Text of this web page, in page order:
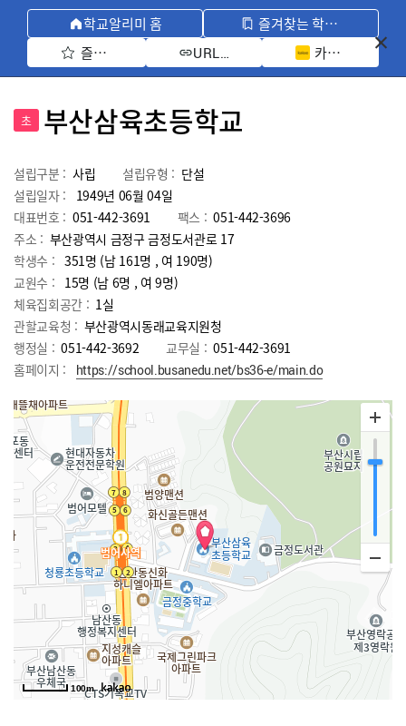
학교알리미 홈
즐겨찾는 학교 모아보기
즐겨찾기 선택
URL 복사 카카오톡 공유
초 부산삼육초등학교
설립구분 : 사립 설립유형 : 단설
설립일자 :
1949년 06월 04일
대표번호 : 051-442-3691 팩스 : 051-442-3696
주소 : 부산광역시 금정구 금정도서관로 17
학생수 : 351명 (남 161명 , 여 190명)
교원수 : 15명 (남 6명 , 여9명)
체육집회공간 : 1실
관할교육청 : 부산광역시동래교육지원청
행정실 : 051-442-3692 교무실 : 051-442-3691
홈페이지 :
https://school.busanedu.net/bs36-e/main.do
100m